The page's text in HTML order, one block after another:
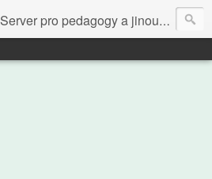
Server pro pedagogy a jinou zvířenu